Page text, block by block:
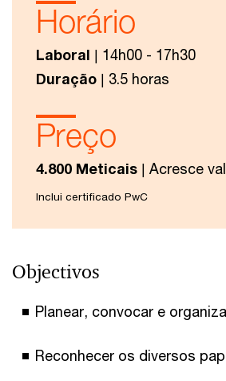
Horário
Laboral | 14h00 - 17h30
Duração | 3.5 horas
Preço
4.800 Meticais | Acresce
Inclui certificado PwC
Objectivos
Planear, convocar e
Reconhecer os diversos